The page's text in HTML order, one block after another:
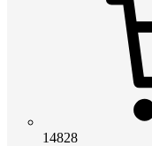
14828